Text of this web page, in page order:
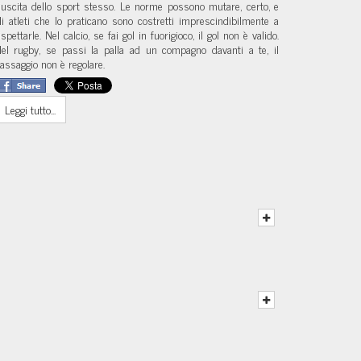
dello sport stesso. Le norme possono mutare, certo, e
atleti che lo praticano sono costretti imprescindibilmente a
Nel calcio, se fai gol in fuorigioco, il gol non è valido.
rugby, se passi la palla ad un compagno davanti a te, il
non è regolare.
Leggi tutto...